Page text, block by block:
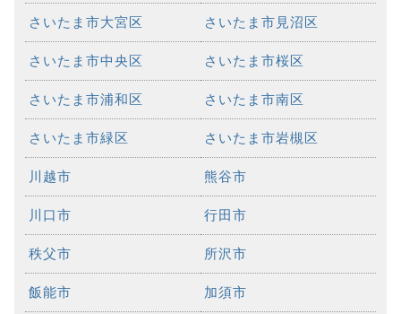
さいたま市大宮区 さいたま市見沼区
さいたま市中央区 さいたま市桜区
さいたま市浦和区 さいたま市南区
さいたま市緑区 さいたま市岩槻区
川越市 熊谷市
川口市 行田市
秩父市 所沢市
飯能市 加須市